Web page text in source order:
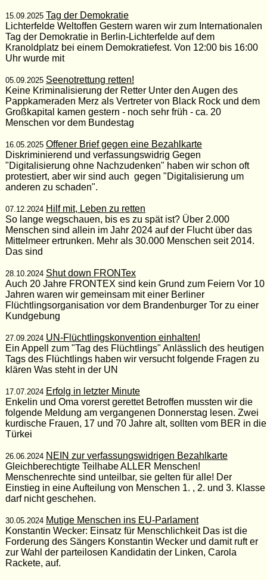
15.09.2025 Tag der Demokratie
Lichterfelde Weltoffen Gestern waren wir zum Internationalen
Tag der Demokratie in Berlin-Lichterfelde auf dem
Kranoldplatz bei einem Demokratiefest. Von 12:00 bis 16:00
Uhr wurde mit
05.09.2025 Seenotrettung retten!
Keine Kriminalisierung der Retter Unter den Augen des
Pappkameraden Merz als Vertreter von Black Rock und dem
Großkapital kamen gestern - noch sehr früh - ca. 20
Menschen vor dem Bundestag
16.05.2025 Offener Brief gegen eine Bezahlkarte
Diskriminierend und verfassungswidrig Gegen
"Digitalisierung ohne Nachzudenken" haben wir schon oft
protestiert, aber wir sind auch gegen "Digitalisierung um
anderen zu schaden".
07.12.2024 Hilf mit, Leben zu retten
So lange wegschauen, bis es zu spät ist? Über 2.000
Menschen sind allein im Jahr 2024 auf der Flucht über das
Mittelmeer ertrunken. Mehr als 30.000 Menschen seit 2014.
Das sind
28.10.2024 Shut down FRONTex
Auch 20 Jahre FRONTEX sind kein Grund zum Feiern Vor 10
Jahren waren wir gemeinsam mit einer Berliner
Flüchtlingsorganisation vor dem Brandenburger Tor zu einer
Kundgebung
27.09.2024 UN-Flüchtlingskonvention einhalten!
Ein Appell zum "Tag des Flüchtlings" Anlässlich des heutigen
Tags des Flüchtlings haben wir versucht folgende Fragen zu
klären Was steht in der UN
17.07.2024 Erfolg in letzter Minute
Enkelin und Oma vorerst gerettet Betroffen mussten wir die
folgende Meldung am vergangenen Donnerstag lesen. Zwei
kurdische Frauen, 17 und 70 Jahre alt, sollten vom BER in die
Türkei
26.06.2024 NEIN zur verfassungswidrigen Bezahlkarte
Gleichberechtigte Teilhabe ALLER Menschen!
Menschenrechte sind unteilbar, sie gelten für alle! Der
Einstieg in eine Aufteilung von Menschen 1. , 2. und 3. Klasse
darf nicht geschehen.
30.05.2024 Mutige Menschen ins EU-Parlament
Konstantin Wecker: Einsatz für Menschlichkeit Das ist die
Forderung des Sängers Konstantin Wecker und damit ruft er
zur Wahl der parteilosen Kandidatin der Linken, Carola
Rackete, auf.